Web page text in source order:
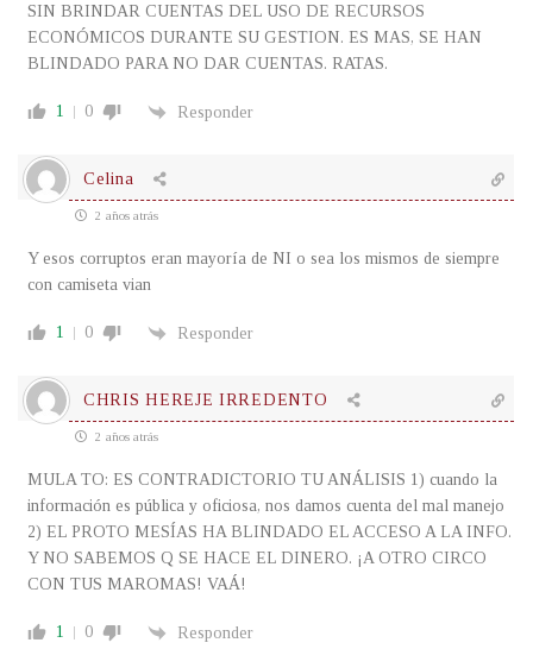
SIN BRINDAR CUENTAS DEL USO DE RECURSOS
ECONÓMICOS DURANTE SU GESTION. ES MAS, SE HAN
BLINDADO PARA NO DAR CUENTAS. RATAS.
1 0 Responder
Celina
2 años atrás
Y esos corruptos eran mayoría de NI o sea los mismos de siempre
con camiseta vian
1 0 Responder
CHRIS HEREJE IRREDENTO
2 años atrás
MULA TO: ES CONTRADICTORIO TU ANÁLISIS 1) cuando la
información es pública y oficiosa, nos damos cuenta del mal manejo
2) EL PROTO MESÍAS HA BLINDADO EL ACCESO A LA INFO.
Y NO SABEMOS Q SE HACE EL DINERO. ¡A OTRO CIRCO
CON TUS MAROMAS! VAÁ!
1 0 Responder